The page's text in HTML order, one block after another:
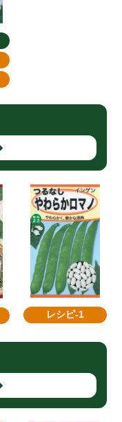
レシピ-1